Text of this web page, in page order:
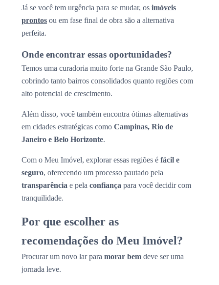
Já se você tem urgência para se mudar, os imóveis
prontos ou em fase final de obra são a alternativa
perfeita.
Onde encontrar essas oportunidades?
Temos uma curadoria muito forte na Grande São Paulo,
cobrindo tanto bairros consolidados quanto regiões com
alto potencial de crescimento.
Além disso, você também encontra ótimas alternativas
em cidades estratégicas como Campinas, Rio de
Janeiro e Belo Horizonte.
Com o Meu Imóvel, explorar essas regiões é fácil e
seguro, oferecendo um processo pautado pela
transparência e pela confiança para você decidir com
tranquilidade.
Por que escolher as
recomendações do Meu Imóvel?
Procurar um novo lar para morar bem deve ser uma
jornada leve.